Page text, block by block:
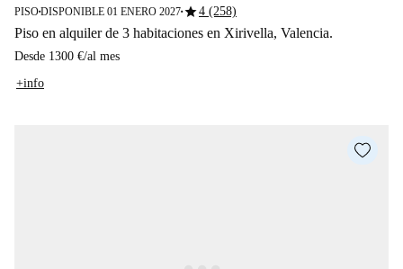
PISO■DISPONIBLE 01 ENERO 2027■star4 (258)
Piso en alquiler de 3 habitaciones en Xirivella, Valencia.
Desde 1300 €/al mes
+info